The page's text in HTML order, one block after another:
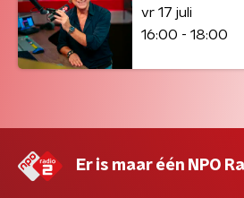
vr 17 juli
16:00 - 18:00
Er is maar één NPO